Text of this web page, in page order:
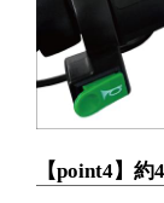
【point4】